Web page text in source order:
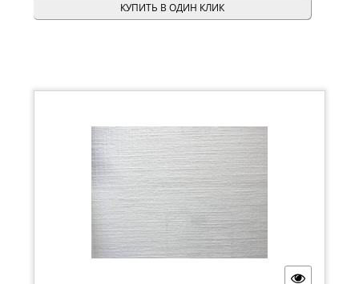
КУПИТЬ В ОДИН КЛИК